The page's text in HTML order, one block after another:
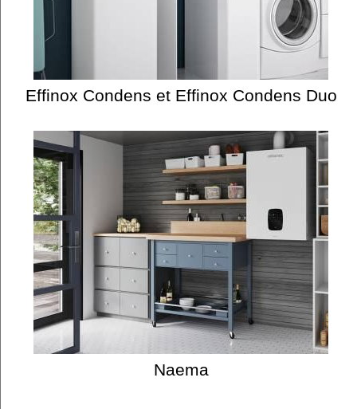
Effinox Condens et Effinox Condens Duo
Naema